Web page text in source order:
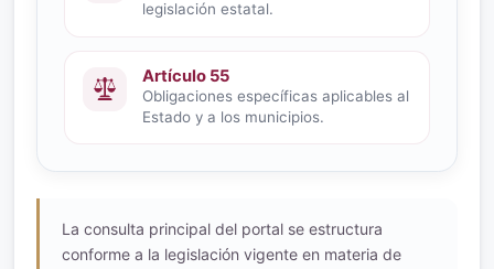
legislación estatal.
Artículo 55
Obligaciones específicas aplicables al
Estado y a los municipios.
La consulta principal del portal se estructura
conforme a la legislación vigente en materia de